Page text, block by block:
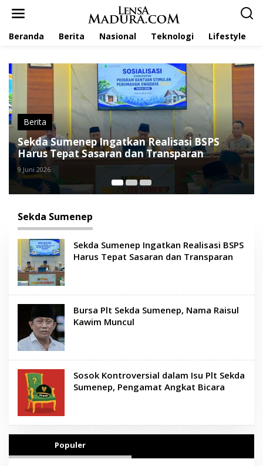
Beranda Berita Nasional Teknologi Lifestyle
Berita
Sekda Sumenep Ingatkan Realisasi BSPS
Harus Tepat Sasaran dan Transparan
9 Juni 2026
Sekda Sumenep
Sekda Sumenep Ingatkan Realisasi BSPS
Harus Tepat Sasaran dan Transparan
Bursa Plt Sekda Sumenep, Nama Raisul
Kawim Muncul
Sosok Kontroversial dalam Isu Plt Sekda
Sumenep, Pengamat Angkat Bicara
Populer